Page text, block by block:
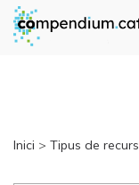
Inici > Tipus de recurs